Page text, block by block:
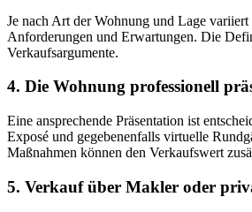
Je nach Art der Wohnung und Lage
Anforderungen und Erwartungen. Die
Verkaufsargumente.
4. Die Wohnung professionell
Eine ansprechende Präsentation ist
Exposé und gegebenenfalls virtuelle
Maßnahmen können den Verkaufswert
5. Verkauf über Makler oder